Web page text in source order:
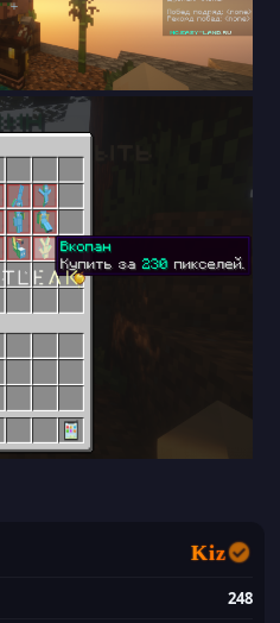
Kiz
248